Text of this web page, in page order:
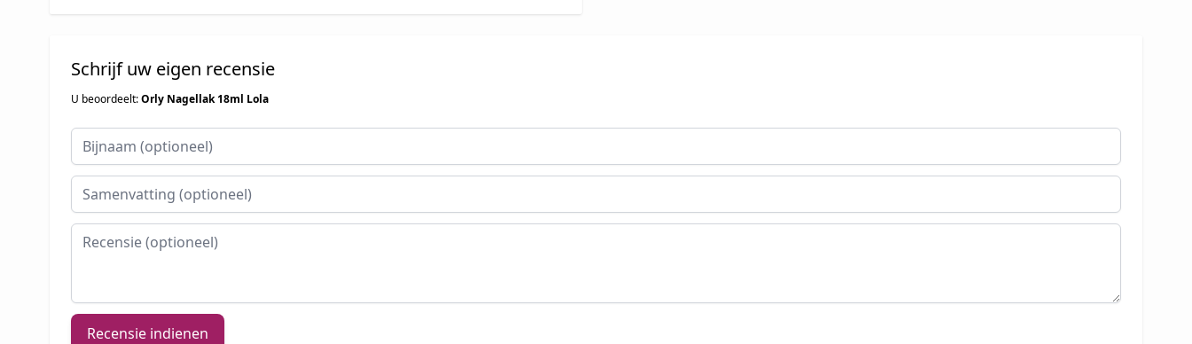
Schrijf uw eigen recensie
U beoordeelt:Orly Nagellak 18ml Lola
Bijnaam
Samenvatting
Recensie
Recensie indienen